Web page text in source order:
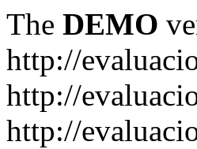
The DEMO
http://
http://
http://